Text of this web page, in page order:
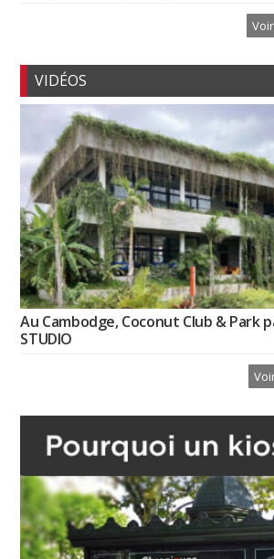
VIDÉOS
Au Cambodge, Coconut Club & Park
STUDIO